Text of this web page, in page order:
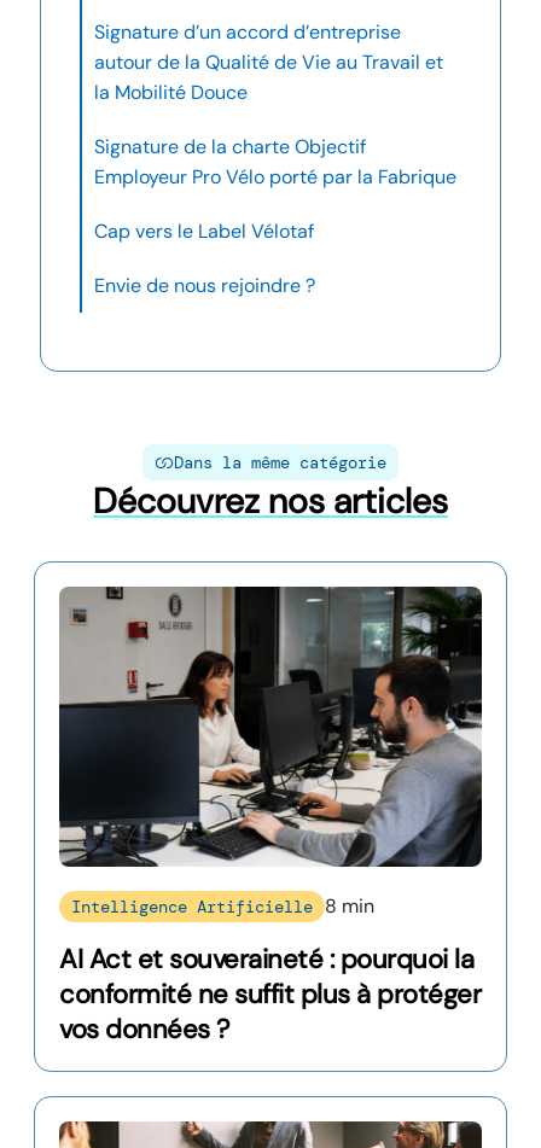
Signature d’un accord d’entreprise
autour de la Qualité de Vie au Travail et
la Mobilité Douce
Signature de la charte Objectif
Employeur Pro Vélo porté par la Fabrique
Cap vers le Label Vélotaf
Envie de nous rejoindre ?
Dans la même catégorie
Découvrez nos articles
Intelligence Artificielle 8 min
AI Act et souveraineté : pourquoi la
conformité ne suffit plus à protéger
vos données ?